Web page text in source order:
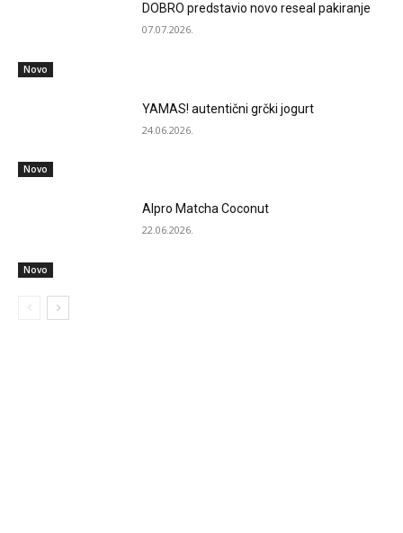
Novo
DOBRO predstavio novo reseal pakiranje
07.07.2026.
Novo
YAMAS! autentični grčki jogurt
24.06.2026.
Novo
Alpro Matcha Coconut
22.06.2026.